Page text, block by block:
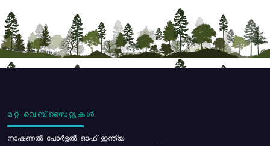
മറ്റ് വെബ്സൈറ്റുകൾ
നാഷണൽ പോർട്ടൽ ഓഫ് ഇന്ത്യ